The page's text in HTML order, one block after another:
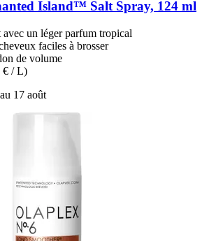
Island™ Salt Spray, 124 ml
un léger parfum tropical
faciles à brosser
de volume
€ / L)
17 août